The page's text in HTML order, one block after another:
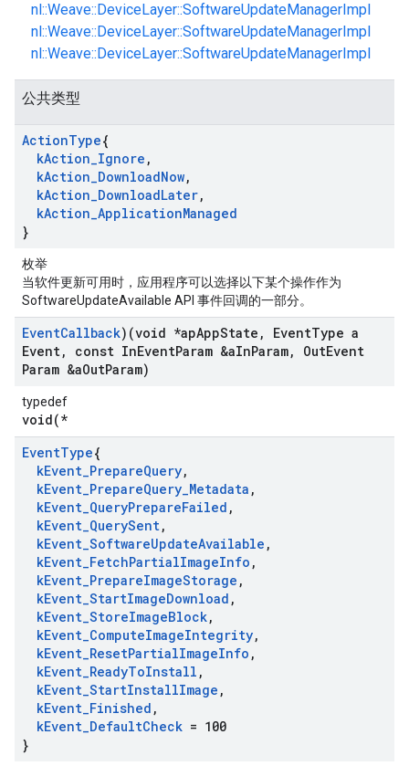
nl::Weave::DeviceLayer::SoftwareUpdateManagerImpl
nl::Weave::DeviceLayer::SoftwareUpdateManagerImpl
nl::Weave::DeviceLayer::SoftwareUpdateManagerImpl
公共类型
ActionType{
kAction_Ignore ,
kAction_DownloadNow,
kAction_DownloadLater,
kAction_ApplicationManaged
}
枚举
当软件更新可用时，应用程序可以选择以下某个操作作为
SoftwareUpdateAvailable API 事件回调的一部分。
EventCallback)(void *apAppState , EventType a
Event, const InEventParam &aInParam, OutEvent
Param &aOutParam)
typedef
void(*
EventType{
kEvent_PrepareQuery,
kEvent_PrepareQuery_Metadata ,
kEvent_QueryPrepareFailed ,
kEvent_QuerySent,
kEvent_SoftwareUpdateAvailable ,
kEvent_FetchPartialImageInfo ,
kEvent_PrepareImageStorage ,
kEvent_StartImageDownload ,
kEvent_StoreImageBlock,
kEvent_ComputeImageIntegrity,
kEvent_ResetPartialImageInfo ,
kEvent_ReadyToInstall ,
kEvent_StartInstallImage ,
kEvent_Finished ,
kEvent_DefaultCheck = 100
}